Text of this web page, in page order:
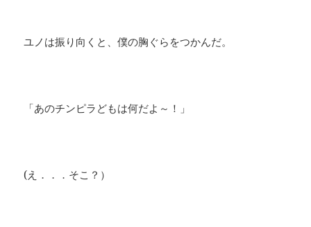
ユノは振り向くと、僕の胸ぐらをつかんだ。
「あのチンピラどもは何だよ～！」
(え．．．そこ？）